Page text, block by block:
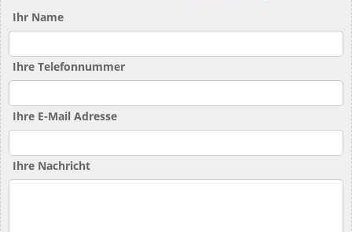
Ihr Name
Ihre Telefonnummer
Ihre E-Mail Adresse
Ihre Nachricht